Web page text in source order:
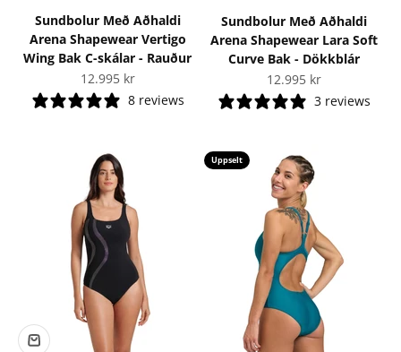
Sundbolur Með Aðhaldi
Arena Shapewear Vertigo
Wing Bak C-skálar - Rauður
Tilboðsverð
12.995 kr
8 reviews
Sundbolur Með Aðhaldi
Arena Shapewear Lara Soft
Curve Bak - Dökkblár
Tilboðsverð
12.995 kr
3 reviews
Uppselt